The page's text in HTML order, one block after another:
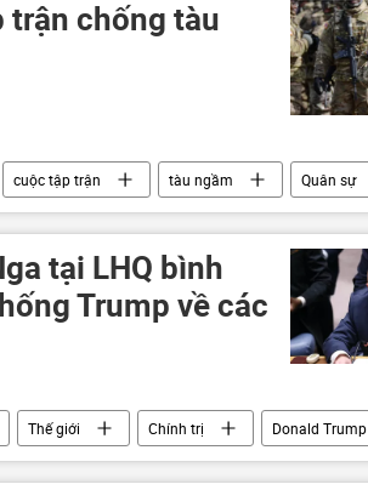
trận chống tàu
cuộc tập trận tàu ngầm
Quân sự
Đức hải quân Điện Kremlin
tại LHQ bình
Trump về các
Thế giới Chính trị
Donald Trump
khí hạt nhân
lĩnh vực hạt nhân